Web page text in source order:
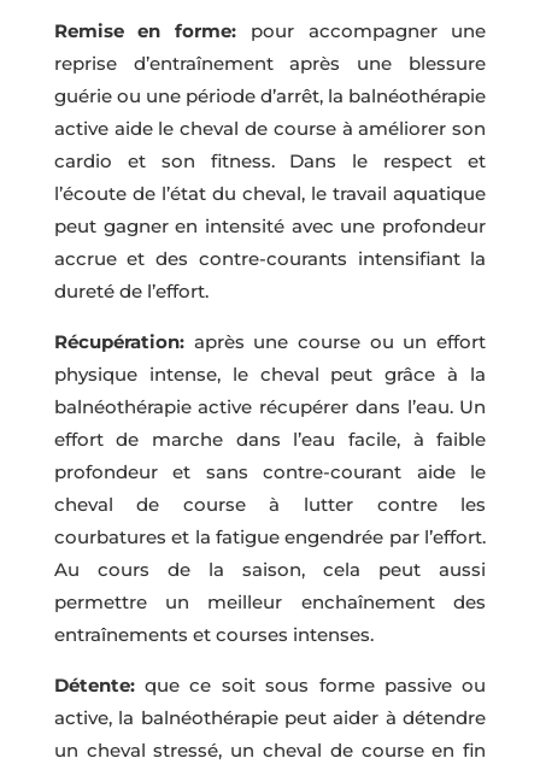
Remise en forme: pour accompagner une
reprise d’entraînement après une blessure
guérie ou une période d’arrêt, la balnéothérapie
active aide le cheval de course à améliorer son
cardio et son fitness. Dans le respect et
l’écoute de l’état du cheval, le travail aquatique
peut gagner en intensité avec une profondeur
accrue et des contre-courants intensifiant la
dureté de l’effort.
Récupération:après une course ou un effort
physique intense, le cheval peut grâce à la
balnéothérapie active récupérer dans l’eau. Un
effort de marche dans l’eau facile, à faible
profondeur et sans contre-courant aide le
cheval de course à lutter contre les
courbatures et la fatigue engendrée par l’effort.
Au cours de la saison, cela peut aussi
permettre un meilleur enchaînement des
entraînements et courses intenses.
Détente:que ce soit sous forme passive ou
active, la balnéothérapie peut aider à détendre
un cheval stressé, un cheval de course en fin